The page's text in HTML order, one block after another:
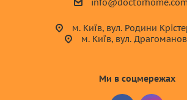
м. Київ, вул. Родини
м. Київ, вул.
Ми в соцмережах